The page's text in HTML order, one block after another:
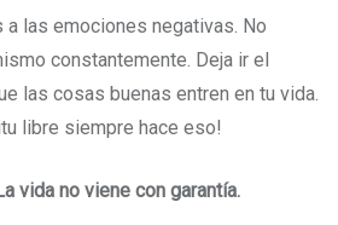
las emociones negativas. No
constantemente. Deja ir el
las cosas buenas entren en tu vida.
libre siempre hace eso!
vida no viene con garantía.